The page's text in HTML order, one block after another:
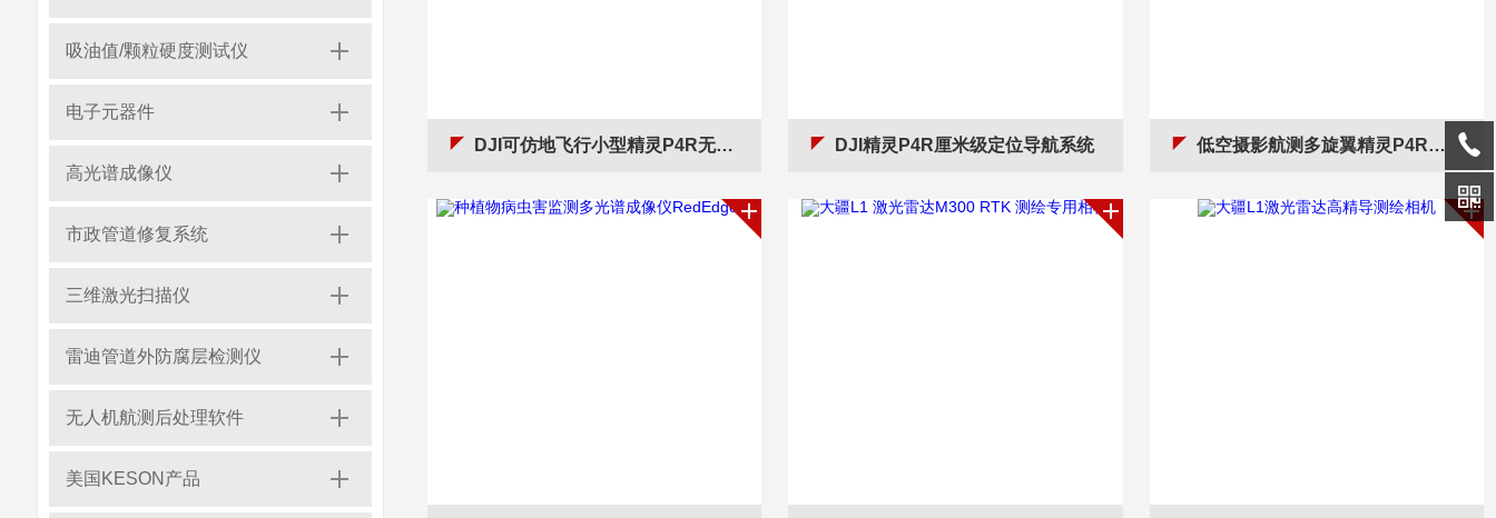
吸油值/颗粒硬度测试仪
电子元器件
高光谱成像仪
市政管道修复系统
三维激光扫描仪
雷迪管道外防腐层检测仪
无人机航测后处理软件
美国KESON产品
DJI可仿地飞行小型精灵P4R无人机 DJI精灵P4R厘米级定位导航系统 低空摄影航测多旋翼精灵P4R小型无人机